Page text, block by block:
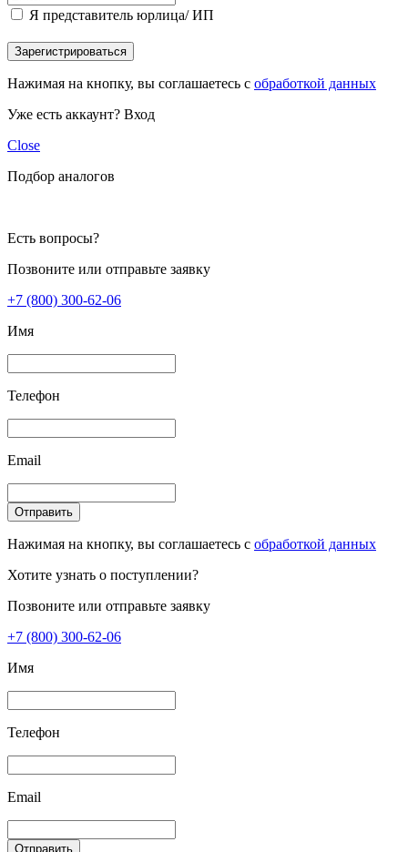
Я представитель юрлица/ ИП
Зарегистрироваться
Нажимая на кнопку, вы соглашаетесь с обработкой данных
Уже есть аккаунт? Вход
Close
Подбор аналогов
Есть вопросы?
Позвоните или отправьте заявку
+7 (800) 300-62-06
Имя
Телефон
Email
Отправить
Нажимая на кнопку, вы соглашаетесь с обработкой данных
Хотите узнать о поступлении?
Позвоните или отправьте заявку
+7 (800) 300-62-06
Имя
Телефон
Email
Отправить